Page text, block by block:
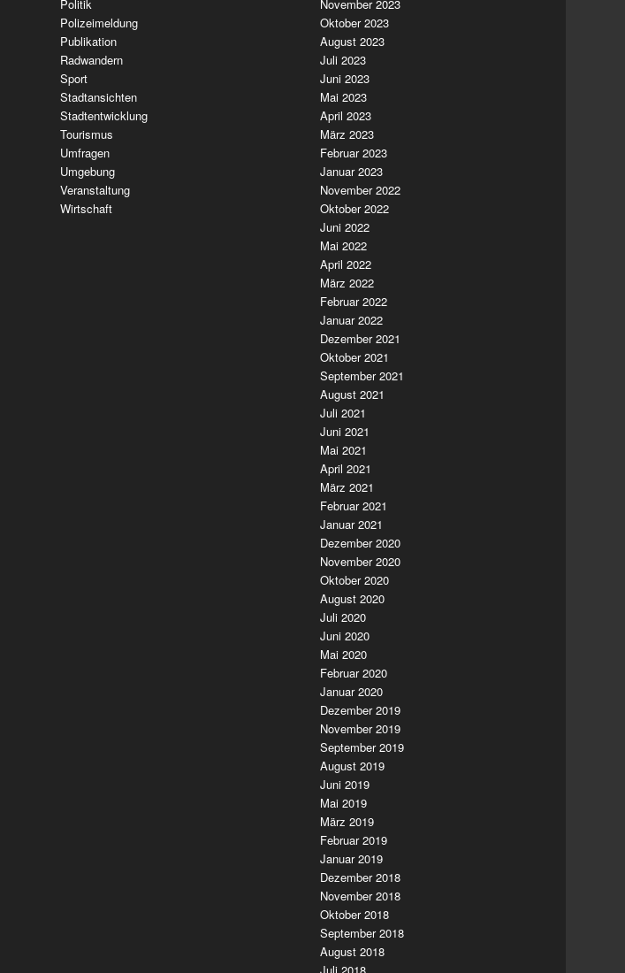
Politik
Polizeimeldung
Publikation
Radwandern
Sport
Stadtansichten
Stadtentwicklung
Tourismus
Umfragen
Umgebung
Veranstaltung
Wirtschaft
November 2023
Oktober 2023
August 2023
Juli 2023
Juni 2023
Mai 2023
April 2023
März 2023
Februar 2023
Januar 2023
November 2022
Oktober 2022
Juni 2022
Mai 2022
April 2022
März 2022
Februar 2022
Januar 2022
Dezember 2021
Oktober 2021
September 2021
August 2021
Juli 2021
Juni 2021
Mai 2021
April 2021
März 2021
Februar 2021
Januar 2021
Dezember 2020
November 2020
Oktober 2020
August 2020
Juli 2020
Juni 2020
Mai 2020
Februar 2020
Januar 2020
Dezember 2019
November 2019
September 2019
August 2019
Juni 2019
Mai 2019
März 2019
Februar 2019
Januar 2019
Dezember 2018
November 2018
Oktober 2018
September 2018
August 2018